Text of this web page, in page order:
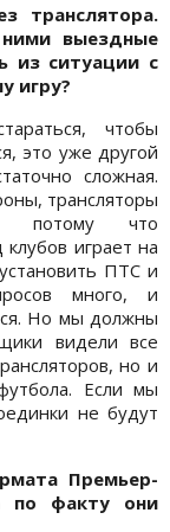
транслятора.
выездные
из ситуации с
игру?
чтобы
это уже другой
сложная.
трансляторы
потому что
играет на
ПТС и
много, и
Но мы должны
видели все
но и
Если мы
не будут
Премьер-
по факту они